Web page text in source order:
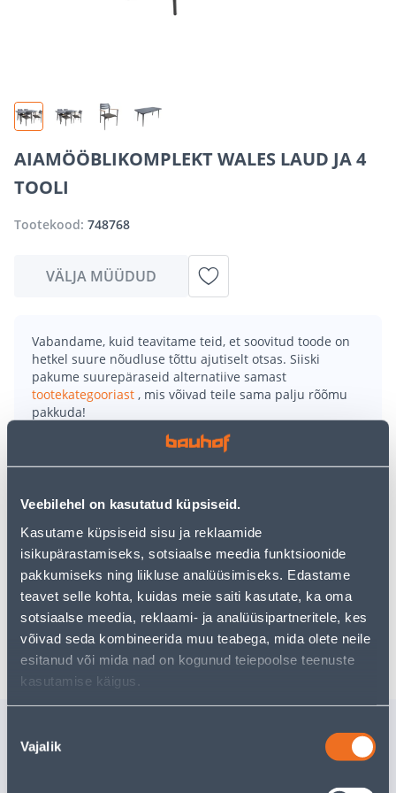
Veebilehel on kasutatud küpsiseid.
Kasutame küpsiseid sisu ja reklaamide
isikupärastamiseks, sotsiaalse meedia funktsioonide
pakkumiseks ning liikluse analüüsimiseks. Edastame
teavet selle kohta, kuidas meie saiti kasutate, ka oma
sotsiaalse meedia, reklaami- ja analüüsipartneritele, kes
võivad seda kombineerida muu teabega, mida olete neile
esitanud või mida nad on kogunud teiepoolse teenuste
kasutamise käigus.
valik
Vajalik
AIAMÖÖBLIKOMPLEKT WALES LAUD JA 4
TOOLI
Tootekood: 748768
VÄLJA MÜÜDUD
Vabandame, kuid teavitame teid, et soovitud toode on
hetkel suure nõudluse tõttu ajutiselt otsas. Siiski
pakume suurepäraseid alternatiive samast
tootekategooriast , mis võivad teile sama palju rõõmu
pakkuda!
uurimistööd saate jätkata, naastes
kasutades meie võimsat otsingufunktsiooni, et leida
• 14-päevane tagastusõigus.
• HANKIJA LAOST TELLITAV TOODE
Tarne pole võimalik